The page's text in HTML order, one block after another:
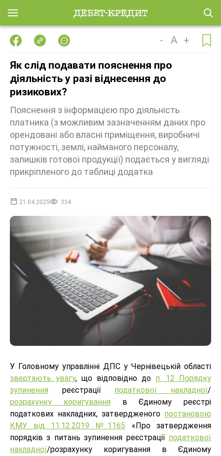
- A +
Як слід подавати пояснення про
діяльність у разі віднесення до
ризикових?
Пояснення з інформацією про діяльність
платника (з можливим зазначенням даних про
орендовані або власні приміщення, виробничі
потужності, землі, найманого персоналу,
залишків готової продукції) подається у вигляді
прикріпленого до таблиці додатка
21.04.2025 334
У Головному управлінні ДПС у Чернівецькій області
звертають увагу, що відповідно до п. 12 Порядку
зупинення реєстрації податкової накладної/
розрахунку коригуванняв Єдиному реєстрі
податкових накладних, затвердженого постановою
КМУ від 11.12.2019 №1165 «Про затвердження
порядків з питань зупинення реєстрації податкової
накладної/розрахунку коригування в Єдиному